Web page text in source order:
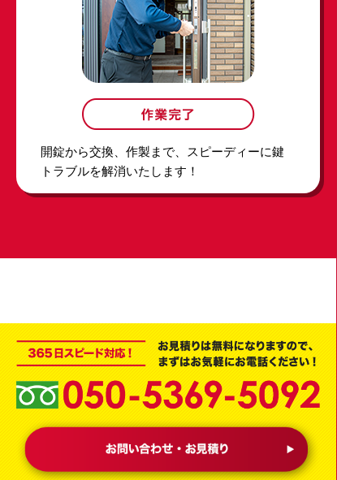
開錠から交換、作製まで、スピーディーに鍵
トラブルを解消いたします！